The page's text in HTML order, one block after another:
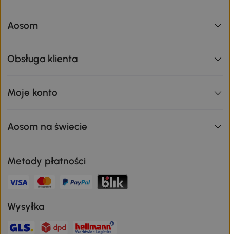
Aosom
Obsługa klienta
Moje konto
Aosom na świecie
Metody płatności
Wysyłka